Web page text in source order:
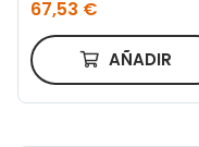
67,53 €
AÑADIR